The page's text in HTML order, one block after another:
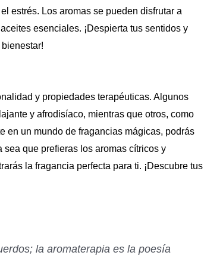
estrés. Los aromas se pueden disfrutar a
esenciales. ¡Despierta tus sentidos y
y propiedades terapéuticas. Algunos
y afrodisíaco, mientras que otros, como
en un mundo de fragancias mágicas, podrás
que prefieras los aromas cítricos y
la fragancia perfecta para ti. ¡Descubre tus
la aromaterapia es la poesía